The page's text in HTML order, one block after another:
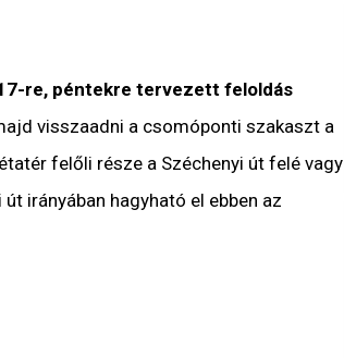
re, péntekre tervezett feloldás
visszaadni a csomóponti szakaszt a
felőli része a Széchenyi út felé vagy
irányában hagyható el ebben az